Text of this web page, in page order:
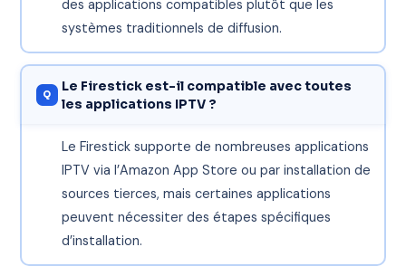
des applications compatibles plutôt que les
systèmes traditionnels de diffusion.
Le Firestick est-il compatible avec toutes
les applications IPTV ?
Le Firestick supporte de nombreuses applications
IPTV via l’Amazon App Store ou par installation de
sources tierces, mais certaines applications
peuvent nécessiter des étapes spécifiques
d’installation.